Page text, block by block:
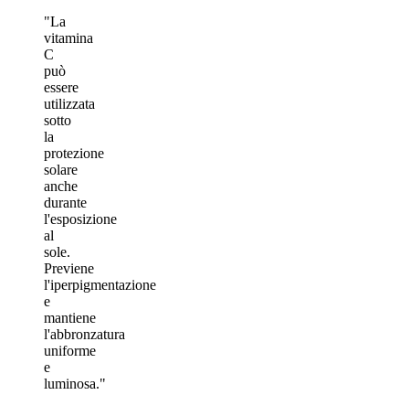
"La
vitamina
C
può
essere
utilizzata
sotto
la
protezione
solare
anche
durante
l'esposizione
al
sole.
Previene
l'iperpigmentazione
e
mantiene
l'abbronzatura
uniforme
e
luminosa."